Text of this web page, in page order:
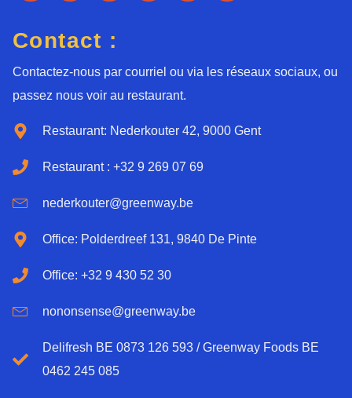
Contact :
Contactez-nous par courriel ou via les réseaux sociaux, ou
passez nous voir au restaurant.
Restaurant: Nederkouter 42, 9000 Gent
Restaurant : +32 9 269 07 69
nederkouter@greenway.be
Office: Polderdreef 131, 9840 De Pinte
Office: +32 9 430 52 30
nononsense@greenway.be
Delifresh BE 0873 126 593 / Greenway Foods BE
0462 245 085